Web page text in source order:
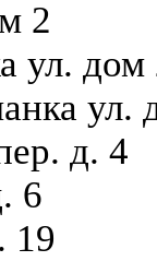
2
ул. дом
ул.
д. 4
6
19